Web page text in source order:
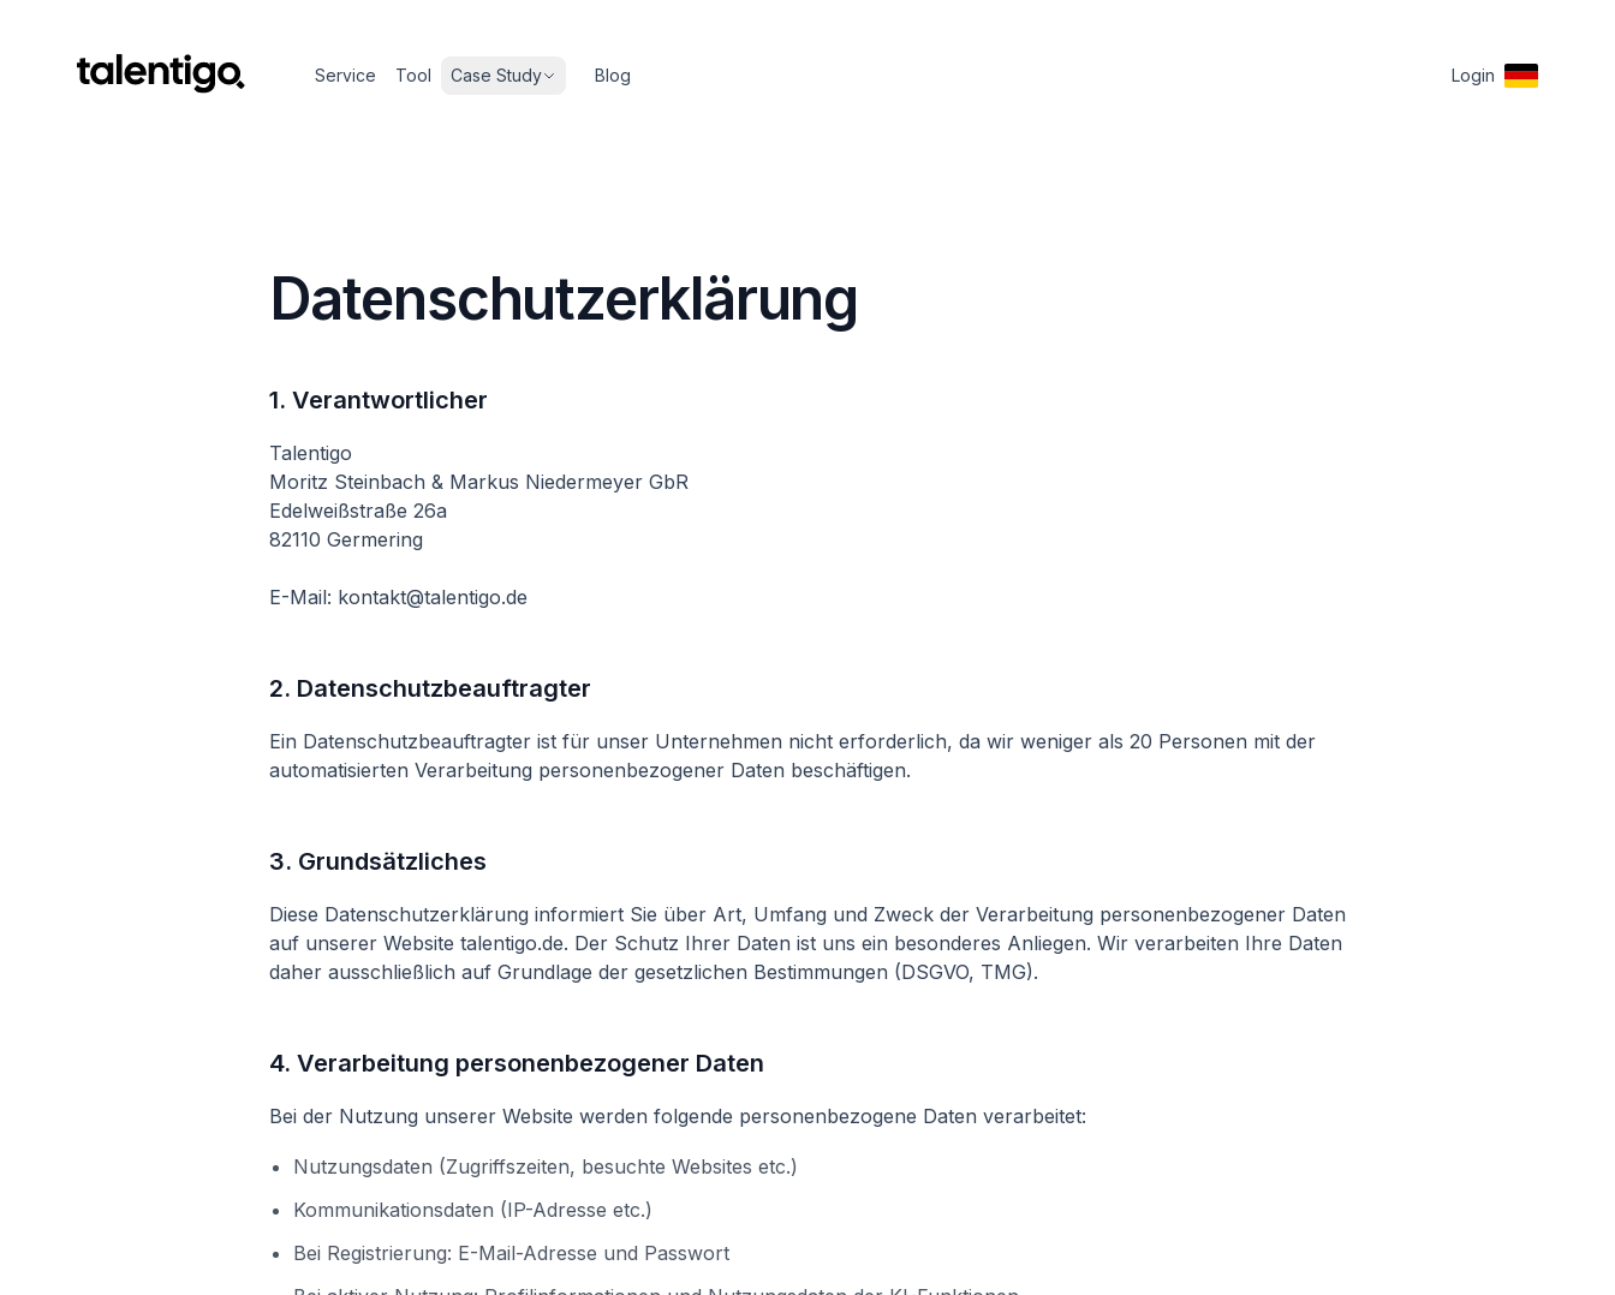
Service Tool Case Study Blog Login
Datenschutzerklärung
1. Verantwortlicher
Talentigo
Moritz Steinbach & Markus Niedermeyer GbR
Edelweißstraße 26a
82110 Germering
E-Mail: kontakt@talentigo.de
2. Datenschutzbeauftragter
Ein Datenschutzbeauftragter ist für unser Unternehmen nicht erforderlich, da wir weniger als 20 Personen mit der
automatisierten Verarbeitung personenbezogener Daten beschäftigen.
3. Grundsätzliches
Diese Datenschutzerklärung informiert Sie über Art, Umfang und Zweck der Verarbeitung personenbezogener Daten
auf unserer Website talentigo.de. Der Schutz Ihrer Daten ist uns ein besonderes Anliegen. Wir verarbeiten Ihre Daten
daher ausschließlich auf Grundlage der gesetzlichen Bestimmungen (DSGVO, TMG).
4. Verarbeitung personenbezogener Daten
Bei der Nutzung unserer Website werden folgende personenbezogene Daten verarbeitet:
Nutzungsdaten (Zugriffszeiten, besuchte Websites etc.)
Kommunikationsdaten (IP-Adresse etc.)
Bei Registrierung: E-Mail-Adresse und Passwort